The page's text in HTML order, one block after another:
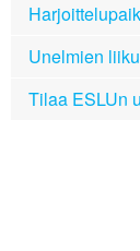
Unelmien
Tilaa ESLUn